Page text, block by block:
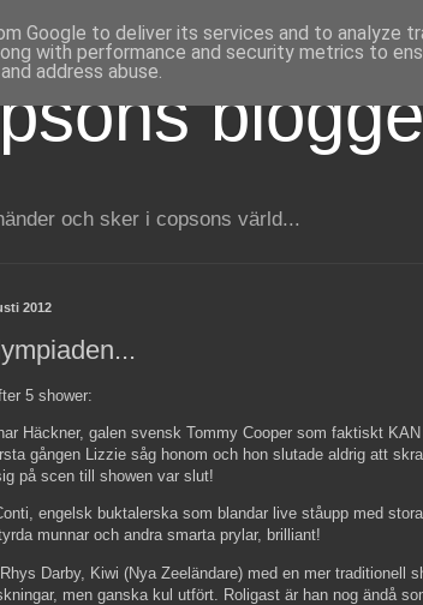
och sker i copsons värld...
2012
5 shower:
Häckner, galen svensk Tommy Cooper som faktiskt
gången Lizzie såg honom och hon slutade aldrig att
på scen till showen var slut!
engelsk buktalerska som blandar live ståupp med
munnar och andra smarta prylar, brilliant!
Darby, Kiwi (Nya Zeeländare) med en mer traditionell
men ganska kul utfört. Roligast är han nog ändå
Google to deliver its services and to analyze
with performance and security metrics to
address abuse.